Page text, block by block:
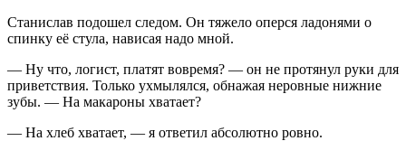
Станислав подошел следом. Он тяжело оперся ладонями о
спинку её стула, нависая надо мной.
— Ну что, логист, платят вовремя? — он не протянул руки для
приветствия. Только ухмылялся, обнажая неровные нижние
зубы. — На макароны хватает?
— На хлеб хватает, — я ответил абсолютно ровно.